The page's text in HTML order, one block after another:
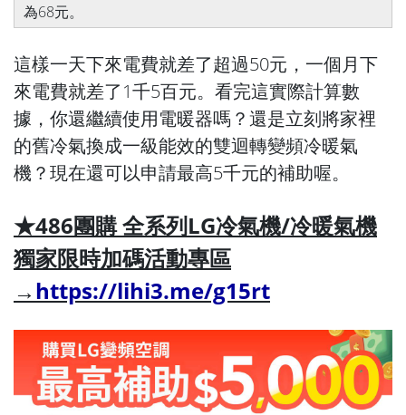
為68元。
這樣一天下來電費就差了超過50元，一個月下
來電費就差了1千5百元。看完這實際計算數
據，你還繼續使用電暖器嗎？還是立刻將家裡
的舊冷氣換成一級能效的雙迴轉變頻冷暖氣
機？現在還可以申請最高5千元的補助喔。
★486團購 全系列LG冷氣機/冷暖氣機
獨家限時加碼活動專區
→https://lihi3.me/g15rt